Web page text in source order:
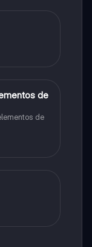
de
de